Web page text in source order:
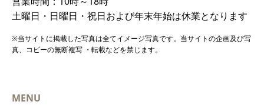
土曜日・日曜日・祝日および年末年始は休業となります
※当サイトに掲載した写真は全てイメージ写真です。当サイトの企画及び写
真、コピーの無断複写 ・転載などを禁じます。
MENU